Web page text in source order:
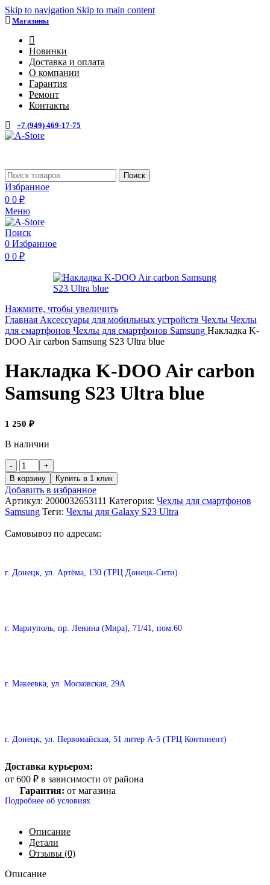
Skip to navigation Skip to main content
Магазины
Новинки
Доставка и оплата
О компании
Гарантия
Ремонт
Контакты
+7 (949) 469-17-75
Поиск
Избранное
0 0 ₽
Меню
Поиск
0 Избранное
0 0 ₽
Нажмите, чтобы увеличить
Главная Аксессуары для мобильных устройств Чехлы Чехлы
для смартфонов Чехлы для смартфонов Samsung Накладка K-
DOO Air carbon Samsung S23 Ultra blue
Накладка K-DOO Air carbon
Samsung S23 Ultra blue
1 250 ₽
В наличии
В корзину Купить в 1 клик
Добавить в избранное
Артикул: 2000032653111 Категория: Чехлы для смартфонов
Samsung Теги: Чехлы для Galaxy S23 Ultra
Самовывоз по адресам:
г. Донецк, ул. Артёма, 130 (ТРЦ Донецк-Сити)
г. Мариуполь, пр. Ленина (Мира), 71/41, пом.60
г. Макеевка, ул. Московская, 29А
г. Донецк, ул. Первомайская, 51 литер А-5 (ТРЦ Континент)
Доставка курьером:
от 600 ₽ в зависимости от района
Гарантия: от магазина
Подробнее об условиях
Описание
Детали
Отзывы (0)
Описание